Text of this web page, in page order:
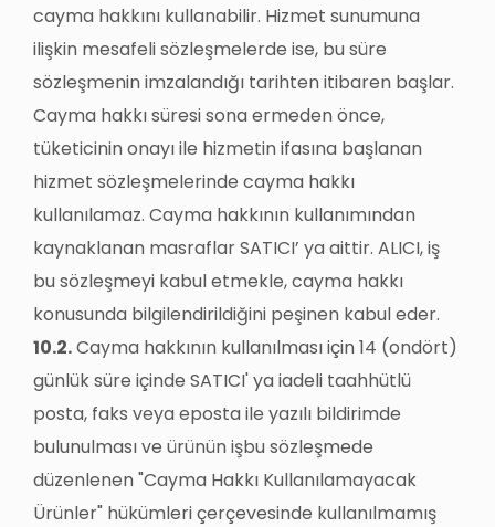
cayma hakkını kullanabilir. Hizmet sunumuna
ilişkin mesafeli sözleşmelerde ise, bu süre
sözleşmenin imzalandığı tarihten itibaren başlar.
Cayma hakkı süresi sona ermeden önce,
tüketicinin onayı ile hizmetin ifasına başlanan
hizmet sözleşmelerinde cayma hakkı
kullanılamaz. Cayma hakkının kullanımından
kaynaklanan masraflar SATICI’ ya aittir. ALICI, iş
bu sözleşmeyi kabul etmekle, cayma hakkı
konusunda bilgilendirildiğini peşinen kabul eder.
10.2.Cayma hakkının kullanılması için 14 (ondört)
günlük süre içinde SATICI' ya iadeli taahhütlü
posta, faks veya eposta ile yazılı bildirimde
bulunulması ve ürünün işbu sözleşmede
düzenlenen "Cayma Hakkı Kullanılamayacak
Ürünler" hükümleri çerçevesinde kullanılmamış